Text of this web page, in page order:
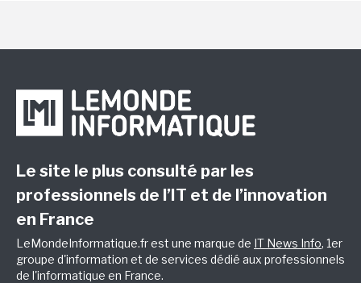
Le site le plus consulté par les
professionnels de l’IT et de l’innovation
en France
LeMondeInformatique.fr est une marque de IT News Info, 1er
groupe d'information et de services dédié aux professionnels
de l'informatique en France.